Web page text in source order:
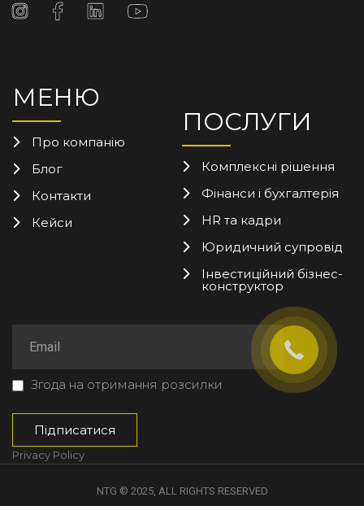
МЕНЮ
Про компанію
Блог
Контакти
Кейси
ПОСЛУГИ
Комплексні рішення
Фінанси і бухгалтерія
HR та кадри
Юридичний супровід
Інвестиційний бізнес-
конструктор
Згода на отримання розсилки
Privacy Policy
NTG © 2025, ALL RIGHTS RESERVED